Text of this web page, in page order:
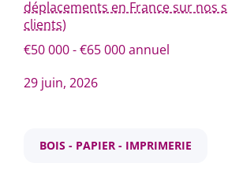
Ingénierie - R et D
Transports et
Responsable
déplacements en France sur nos
clients)
€50 000 - €65 000 annuel
29 juin, 2026
BOIS - PAPIER - IMPRIMERIE